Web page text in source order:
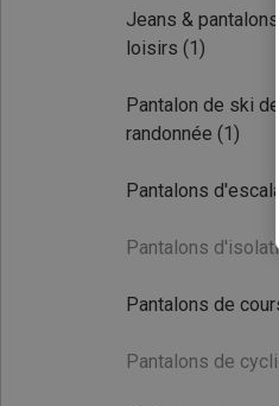
Jeans & pantalons
loisirs (1)
Pantalon de ski de
randonnée (1)
Pantalons
Pantalons
Pantalons de
Pantalons de